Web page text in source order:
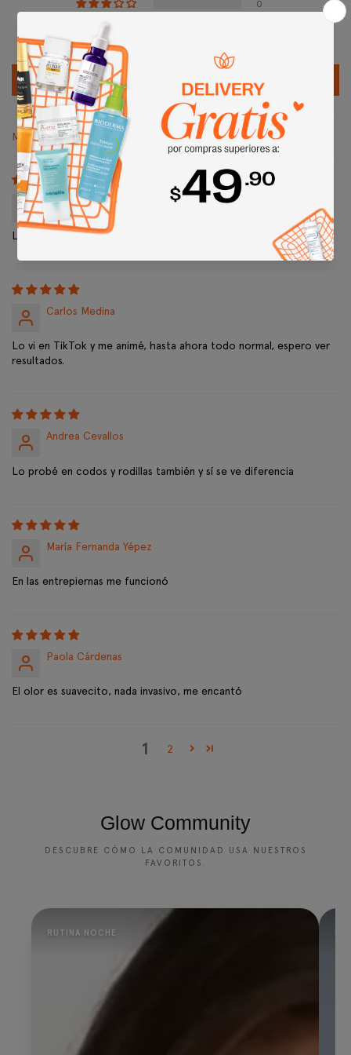
0
Escribir una reseña
Sort by
Tatiana Herrera
Lo mejor es que no mancha la ropa, se absorbe rápido
Carlos Medina
Lo vi en TikTok y me animé, hasta ahora todo normal, espero ver
resultados.
Andrea Cevallos
Lo probé en codos y rodillas también y sí se ve diferencia
María Fernanda Yépez
En las entrepiernas me funcionó
Paola Cárdenas
El olor es suavecito, nada invasivo, me encantó
1 2
Glow Community
DESCUBRE CÓMO LA COMUNIDAD USA NUESTROS
FAVORITOS.
RUTINA NOCHE